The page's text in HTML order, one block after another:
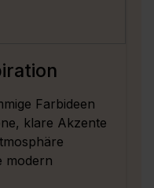
Farbideen
klare Akzente
modern